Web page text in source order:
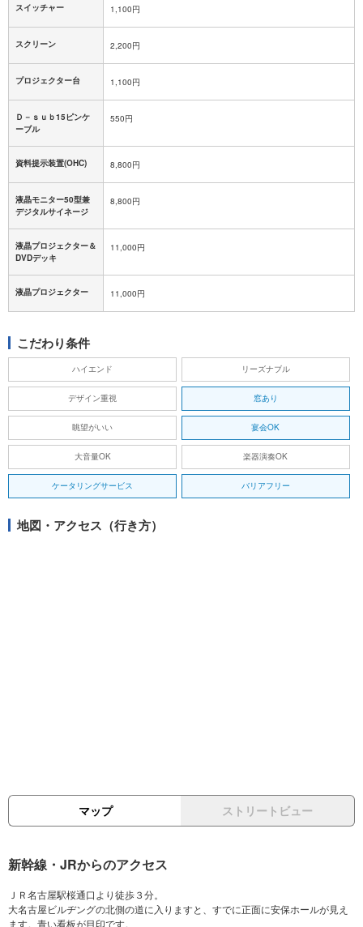
スイッチャー 1,100円
スクリーン 2,200円
プロジェクター台 1,100円
Ｄ－ｓｕｂ15ピンケ
ーブル
550円
資料提示装置(OHC) 8,800円
液晶モニター50型兼
デジタルサイネージ
8,800円
液晶プロジェクター＆
DVDデッキ
11,000円
液晶プロジェクター 11,000円
こだわり条件
ハイエンド リーズナブル
デザイン重視 窓あり
眺望がいい 宴会OK
大音量OK 楽器演奏OK
ケータリングサービス バリアフリー
地図・アクセス（行き方）
マップ ストリートビュー
新幹線・JRからのアクセス
ＪＲ名古屋駅桜通口より徒歩３分。
大名古屋ビルヂングの北側の道に入りますと、すでに正面に安保ホールが見え